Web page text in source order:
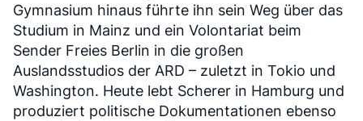
Gymnasium hinaus führte ihn sein Weg über das
Studium in Mainz und ein Volontariat beim
Sender Freies Berlin in die großen
Auslandsstudios der ARD – zuletzt in Tokio und
Washington. Heute lebt Scherer in Hamburg und
produziert politische Dokumentationen ebenso